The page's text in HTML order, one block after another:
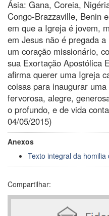
Ásia: Gana, Coreia,
Congo-Brazzaville, Benin
em que a Igreja é jovem,
em Jesus não é pregada
um coração missionário,
sua Exortação Apostólica
afirma querer uma Igreja
coisas para inaugurar
fervorosa, alegre,
o profundo, e de vida
04/05/2015)
Anexos
Texto integral da
Compartilhar: